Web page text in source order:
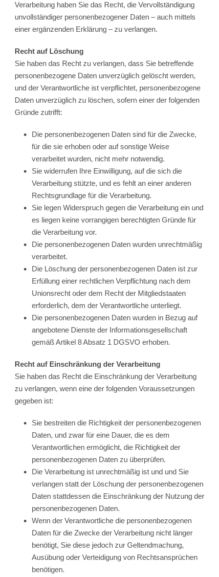
Verarbeitung haben Sie das Recht, die Vervollständigung
unvollständiger personenbezogener Daten – auch mittels
einer ergänzenden Erklärung – zu verlangen.
Recht auf Löschung
Sie haben das Recht zu verlangen, dass Sie betreffende
personenbezogene Daten unverzüglich gelöscht werden,
und der Verantwortliche ist verpflichtet, personenbezogene
Daten unverzüglich zu löschen, sofern einer der folgenden
Gründe zutrifft:
Die personenbezogenen Daten sind für die Zwecke,
für die sie erhoben oder auf sonstige Weise
verarbeitet wurden, nicht mehr notwendig.
Sie widerrufen Ihre Einwilligung, auf die sich die
Verarbeitung stützte, und es fehlt an einer anderen
Rechtsgrundlage für die Verarbeitung.
Sie legen Widerspruch gegen die Verarbeitung ein und
es liegen keine vorrangigen berechtigten Gründe für
die Verarbeitung vor.
Die personenbezogenen Daten wurden unrechtmäßig
verarbeitet.
Die Löschung der personenbezogenen Daten ist zur
Erfüllung einer rechtlichen Verpflichtung nach dem
Unionsrecht oder dem Recht der Mitgliedstaaten
erforderlich, dem der Verantwortliche unterliegt.
Die personenbezogenen Daten wurden in Bezug auf
angebotene Dienste der Informationsgesellschaft
gemäß Artikel 8 Absatz 1 DGSVO erhoben.
Recht auf Einschränkung der Verarbeitung
Sie haben das Recht die Einschränkung der Verarbeitung
zu verlangen, wenn eine der folgenden Voraussetzungen
gegeben ist:
Sie bestreiten die Richtigkeit der personenbezogenen
Daten, und zwar für eine Dauer, die es dem
Verantwortlichen ermöglicht, die Richtigkeit der
personenbezogenen Daten zu überprüfen.
Die Verarbeitung ist unrechtmäßig ist und und Sie
verlangen statt der Löschung der personenbezogenen
Daten stattdessen die Einschränkung der Nutzung der
personenbezogenen Daten.
Wenn der Verantwortliche die personenbezogenen
Daten für die Zwecke der Verarbeitung nicht länger
benötigt, Sie diese jedoch zur Geltendmachung,
Ausübung oder Verteidigung von Rechtsansprüchen
benötigen.